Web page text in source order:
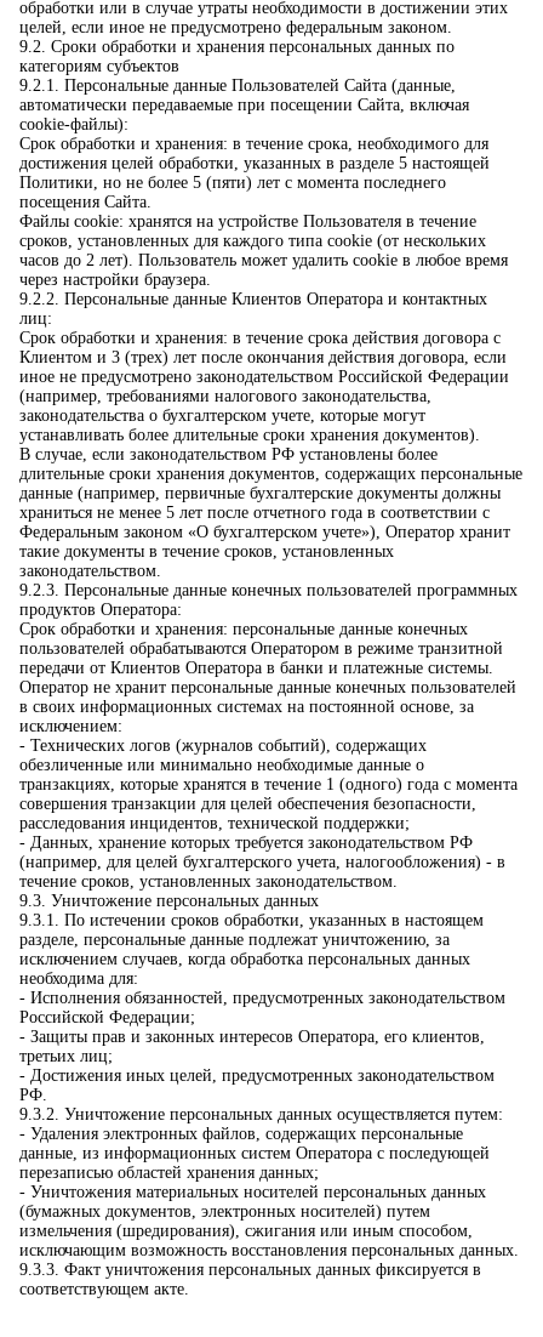
обработки или в случае утраты необходимости в достижении этих
целей, если иное не предусмотрено федеральным законом.
9.2. Сроки обработки и хранения персональных данных по
категориям субъектов
9.2.1. Персональные данные Пользователей Сайта (данные,
автоматически передаваемые при посещении Сайта, включая
cookie-файлы):
Срок обработки и хранения: в течение срока, необходимого для
достижения целей обработки, указанных в разделе 5 настоящей
Политики, но не более 5 (пяти) лет с момента последнего
посещения Сайта.
Файлы cookie: хранятся на устройстве Пользователя в течение
сроков, установленных для каждого типа cookie (от нескольких
часов до 2 лет). Пользователь может удалить cookie в любое время
через настройки браузера.
9.2.2. Персональные данные Клиентов Оператора и контактных
лиц:
Срок обработки и хранения: в течение срока действия договора с
Клиентом и 3 (трех) лет после окончания действия договора, если
иное не предусмотрено законодательством Российской Федерации
(например, требованиями налогового законодательства,
законодательства о бухгалтерском учете, которые могут
устанавливать более длительные сроки хранения документов).
В случае, если законодательством РФ установлены более
длительные сроки хранения документов, содержащих персональные
данные (например, первичные бухгалтерские документы должны
храниться не менее 5 лет после отчетного года в соответствии с
Федеральным законом «О бухгалтерском учете»), Оператор хранит
такие документы в течение сроков, установленных
законодательством.
9.2.3. Персональные данные конечных пользователей программных
продуктов Оператора:
Срок обработки и хранения: персональные данные конечных
пользователей обрабатываются Оператором в режиме транзитной
передачи от Клиентов Оператора в банки и платежные системы.
Оператор не хранит персональные данные конечных пользователей
в своих информационных системах на постоянной основе, за
исключением:
- Технических логов (журналов событий), содержащих
обезличенные или минимально необходимые данные о
транзакциях, которые хранятся в течение 1 (одного) года с момента
совершения транзакции для целей обеспечения безопасности,
расследования инцидентов, технической поддержки;
- Данных, хранение которых требуется законодательством РФ
(например, для целей бухгалтерского учета, налогообложения) - в
течение сроков, установленных законодательством.
9.3. Уничтожение персональных данных
9.3.1. По истечении сроков обработки, указанных в настоящем
разделе, персональные данные подлежат уничтожению, за
исключением случаев, когда обработка персональных данных
необходима для:
- Исполнения обязанностей, предусмотренных законодательством
Российской Федерации;
- Защиты прав и законных интересов Оператора, его клиентов,
третьих лиц;
- Достижения иных целей, предусмотренных законодательством
РФ.
9.3.2. Уничтожение персональных данных осуществляется путем:
- Удаления электронных файлов, содержащих персональные
данные, из информационных систем Оператора с последующей
перезаписью областей хранения данных;
- Уничтожения материальных носителей персональных данных
(бумажных документов, электронных носителей) путем
измельчения (шредирования), сжигания или иным способом,
исключающим возможность восстановления персональных данных.
9.3.3. Факт уничтожения персональных данных фиксируется в
соответствующем акте.